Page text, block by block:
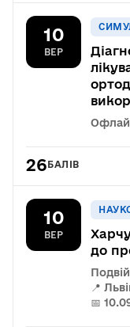
10
ВЕР
26БАЛІВ
10
ВЕР
до
📍
📅